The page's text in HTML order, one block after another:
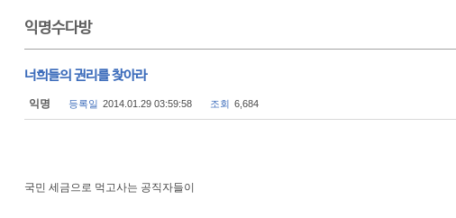
익명수다방
너희들의 권리를 찾아라
익명 등록일 2014.01.29 03:59:58 조회 6,684
국민 세금으로 먹고사는 공직자들이